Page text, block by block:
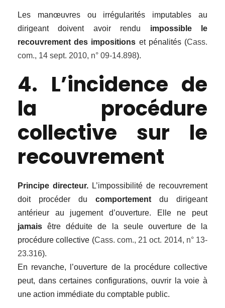
Les manœuvres ou irrégularités imputables au
dirigeant doivent avoir rendu impossible le
recouvrement des impositions et pénalités (Cass.
com., 14 sept. 2010, n° 09-14.898).
4. L’incidence de
la procédure
collective sur le
recouvrement
Principe directeur. L’impossibilité de recouvrement
doit procéder du comportement du dirigeant
antérieur au jugement d’ouverture. Elle ne peut
jamais être déduite de la seule ouverture de la
procédure collective (Cass. com., 21 oct. 2014, n° 13-
23.316).
En revanche, l’ouverture de la procédure collective
peut, dans certaines configurations, ouvrir la voie à
une action immédiate du comptable public.